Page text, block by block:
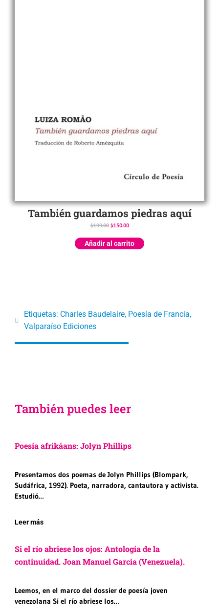
También guardamos piedras aquí
$199.00 $150.00
Añadir al carrito
Etiquetas: Charles Baudelaire, Poesía de Francia,
Valparaíso Ediciones
También puedes leer
Poesía afrikáans: Jolyn Phillips
Presentamos dos poemas de Jolyn Phillips (Blompark,
Sudáfrica, 1992). Poeta, narradora, cantautora y activista.
Estudió…
Leer más
Si el río abriese los ojos: Antología de la
continuidad. Joan Manuel Garcia (Venezuela).
Leemos, en el marco del dossier de poesía joven
venezolana Si el río abriese los…